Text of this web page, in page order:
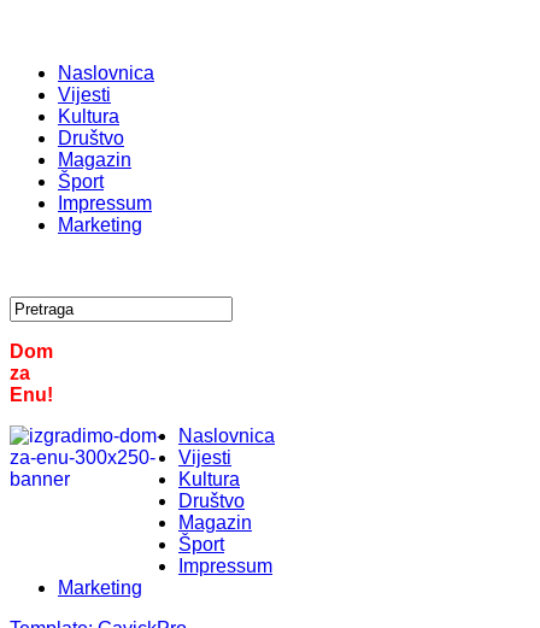
Naslovnica
Vijesti
Kultura
Društvo
Magazin
Šport
Impressum
Marketing
Dom
za
Enu!
Naslovnica
Vijesti
Kultura
Društvo
Magazin
Šport
Impressum
Marketing